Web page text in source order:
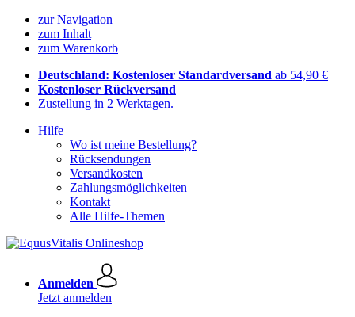
zur Navigation
zum Inhalt
zum Warenkorb
Deutschland: Kostenloser Standardversand ab 54,90 €
Kostenloser Rückversand
Zustellung in 2 Werktagen.
Hilfe
Wo ist meine Bestellung?
Rücksendungen
Versandkosten
Zahlungsmöglichkeiten
Kontakt
Alle Hilfe-Themen
Anmelden
Jetzt anmelden